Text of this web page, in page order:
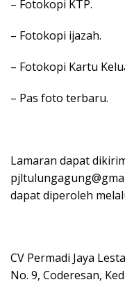
– Fotokopi KTP.
– Fotokopi ijazah.
– Fotokopi Kartu
– Pas foto terbaru.
Lamaran dapat
dapat diperoleh
CV Permadi Jaya
No. 9, Coderesan,